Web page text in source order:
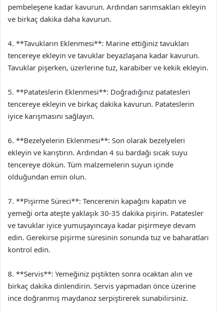
pembeleşene kadar kavurun. Ardından sarımsakları ekleyin
ve birkaç dakika daha kavurun.
4. **Tavukların Eklenmesi**: Marine ettiğiniz tavukları
tencereye ekleyin ve tavuklar beyazlaşana kadar kavurun.
Tavuklar pişerken, üzerlerine tuz, karabiber ve kekik ekleyin.
5. **Patateslerin Eklenmesi**: Doğradığınız patatesleri
tencereye ekleyin ve birkaç dakika kavurun. Patateslerin
iyice karışmasını sağlayın.
6. **Bezelyelerin Eklenmesi**: Son olarak bezelyeleri
ekleyin ve karıştırın. Ardından 4 su bardağı sıcak suyu
tencereye dökün. Tüm malzemelerin suyun içinde
olduğundan emin olun.
7. **Pişirme Süreci**: Tencerenin kapağını kapatın ve
yemeği orta ateşte yaklaşık 30-35 dakika pişirin. Patatesler
ve tavuklar iyice yumuşayıncaya kadar pişirmeye devam
edin. Gerekirse pişirme süresinin sonunda tuz ve baharatları
kontrol edin.
8. **Servis**: Yemeğiniz piştikten sonra ocaktan alın ve
birkaç dakika dinlendirin. Servis yapmadan önce üzerine
ince doğranmış maydanoz serpiştirerek sunabilirsiniz.